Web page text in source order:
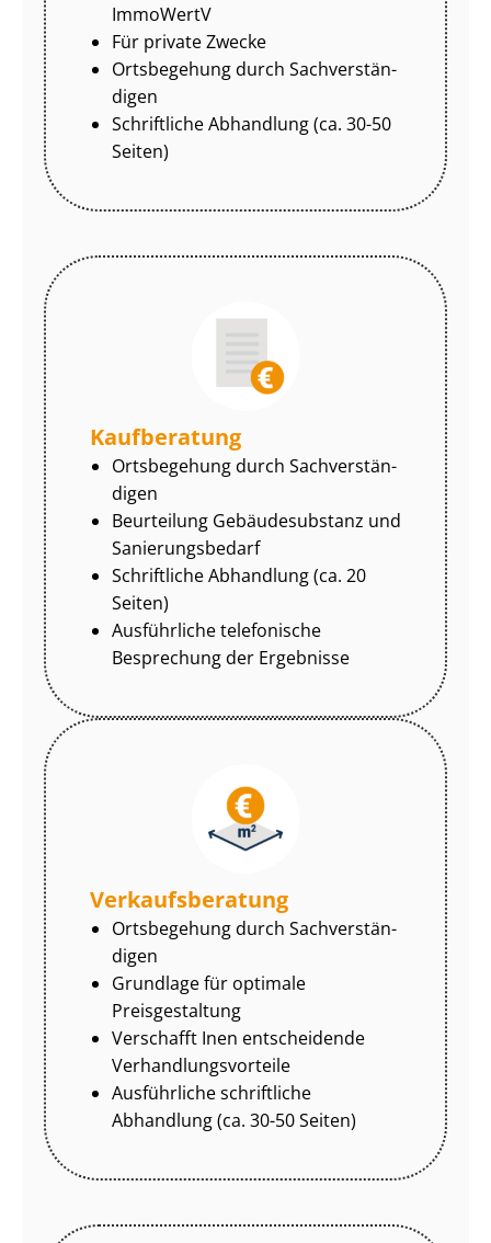
ImmoWertV
Für private Zwecke
Ortsbegehung durch Sach­ver­stän­
di­gen
Schriftliche Abhandlung (ca. 30-50
Seiten)
Kaufberatung
Ortsbegehung durch Sach­ver­stän­
di­gen
Beurteilung Gebäudesubstanz und
Sa­nie­rungs­be­darf
Schriftliche Abhandlung (ca. 20
Seiten)
Ausführliche telefonische
Besprechung der Ergebnisse
Ver­kaufs­be­ra­tung
Ortsbegehung durch Sach­ver­stän­
di­gen
Grundlage für optimale
Preisgestaltung
Verschafft Inen entscheidende
Ver­hand­lungs­vor­tei­le
Ausführliche schriftliche
Abhandlung (ca. 30-50 Seiten)